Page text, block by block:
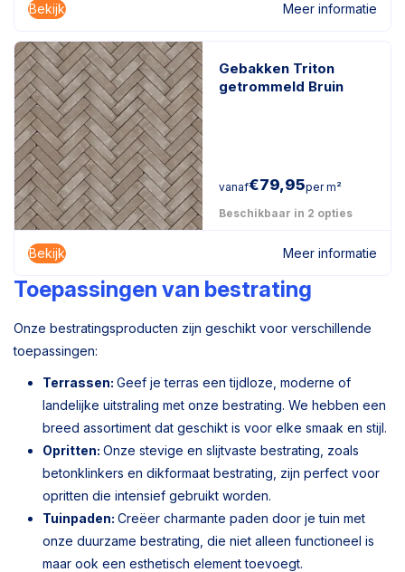
Bekijk Meer informatie
Gebakken Triton
getrommeld Bruin
vanaf€79,95per m²
Beschikbaar in 2 opties
Bekijk Meer informatie
Toepassingen van bestrating
Onze bestratingsproducten zijn geschikt voor verschillende
toepassingen:
Terrassen: Geef je terras een tijdloze, moderne of
landelijke uitstraling met onze bestrating. We hebben een
breed assortiment dat geschikt is voor elke smaak en stijl.
Opritten: Onze stevige en slijtvaste bestrating, zoals
betonklinkers en dikformaat bestrating, zijn perfect voor
opritten die intensief gebruikt worden.
Tuinpaden: Creëer charmante paden door je tuin met
onze duurzame bestrating, die niet alleen functioneel is
maar ook een esthetisch element toevoegt.